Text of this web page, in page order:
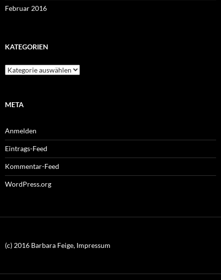
Februar 2016
KATEGORIEN
Kategorien
META
Anmelden
Eintrags-Feed
Kommentar-Feed
WordPress.org
(c) 2016 Barbara Feige, Impressum